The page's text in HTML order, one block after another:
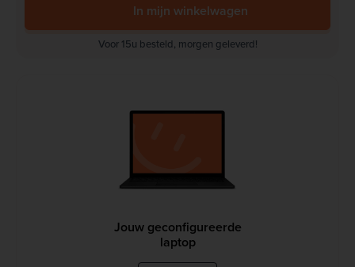
In mijn winkelwagen
Voor 15u besteld, morgen geleverd!
Jouw geconfigureerde
laptop